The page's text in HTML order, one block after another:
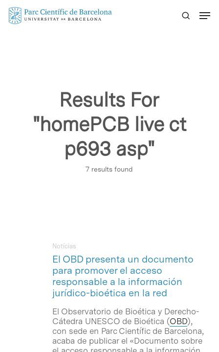
Skip
Results For
"homePCB live ct
p693 asp"
7 results found
El OBD presenta un documento
para promover el acceso
responsable a la información
jurídico-bioética en la red
Notícias
El Observatorio de Bioética y Derecho-
Cátedra UNESCO de Bioética (OBD),
con sede en Parc Científic de Barcelona,
acaba de publicar el «Documento sobre